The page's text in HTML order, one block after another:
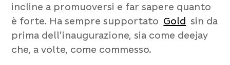
incline a promuoversi e far sapere quanto
è forte. Ha sempre supportato Gold sin da
prima dell’inaugurazione, sia come deejay
che, a volte, come commesso.